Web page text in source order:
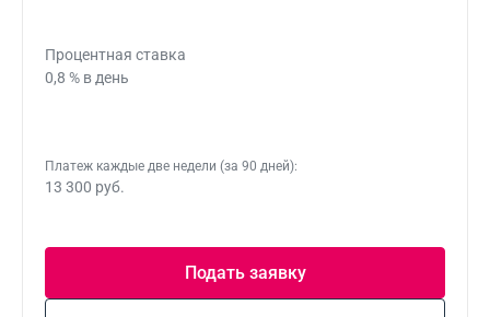
Процентная ставка
0,8 % в день
Платеж каждые две недели (за 90 дней):
13 300 руб.
Подать заявку